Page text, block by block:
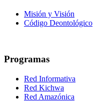
Misión y Visión
Código Deontológico
Programas
Red Informativa
Red Kichwa
Red Amazónica